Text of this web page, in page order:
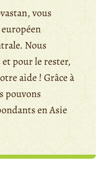
vous
Nous
pour le rester,
aide ! Grâce à
pouvons
en Asie